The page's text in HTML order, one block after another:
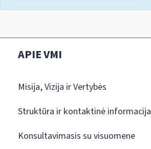
APIE VMI
Misija, Vizija ir Vertybės
Struktūra ir kontaktinė informacija
Konsultavimasis su visuomene